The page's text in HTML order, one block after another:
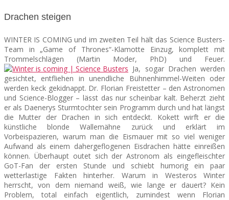
Drachen steigen
WINTER IS COMING und im zweiten Teil hält das Science Busters-
Team in „Game of Thrones“-Klamotte Einzug, komplett mit
Trommelschlägen (Martin Moder, PhD) und Feuer.
Ja, sogar Drachen werden
gesichtet, entfliehen in unendliche Bühnenhimmel-Weiten oder
werden keck gekidnappt. Dr. Florian Freistetter– den Astronomen
und Science-Blogger – lässt das nur scheinbar kalt. Beherzt zieht
er als Daenerys Sturmtochter sein Programm durch und hat längst
die Mutter der Drachen in sich entdeckt. Kokett wirft er die
künstliche blonde Wallemähne zurück und erklärt im
Vorbeispazieren, warum man die Eismauer mit so viel weniger
Aufwand als einem dahergeflogenen Eisdrachen hätte einreißen
können. Überhaupt outet sich der Astronom als eingefleischter
GoT-Fan der ersten Stunde und schiebt humorig ein paar
wetterlastige Fakten hinterher. Warum in Westeros Winter
herrscht, von dem niemand weiß, wie lange er dauert? Kein
Problem, total einfach eigentlich, zumindest wenn Florian